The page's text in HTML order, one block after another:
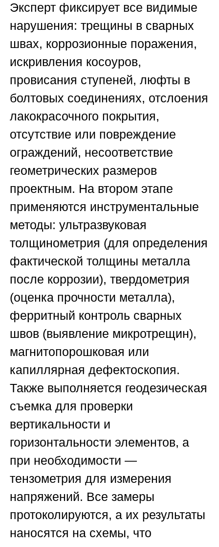
Эксперт фиксирует все видимые
нарушения: трещины в сварных
швах, коррозионные поражения,
искривления косоуров,
провисания ступеней, люфты в
болтовых соединениях, отслоения
лакокрасочного покрытия,
отсутствие или повреждение
ограждений, несоответствие
геометрических размеров
проектным. На втором этапе
применяются инструментальные
методы: ультразвуковая
толщинометрия (для определения
фактической толщины металла
после коррозии), твердометрия
(оценка прочности металла),
ферритный контроль сварных
швов (выявление микротрещин),
магнитопорошковая или
капиллярная дефектоскопия.
Также выполняется геодезическая
съемка для проверки
вертикальности и
горизонтальности элементов, а
при необходимости —
тензометрия для измерения
напряжений. Все замеры
протоколируются, а их результаты
наносятся на схемы, что